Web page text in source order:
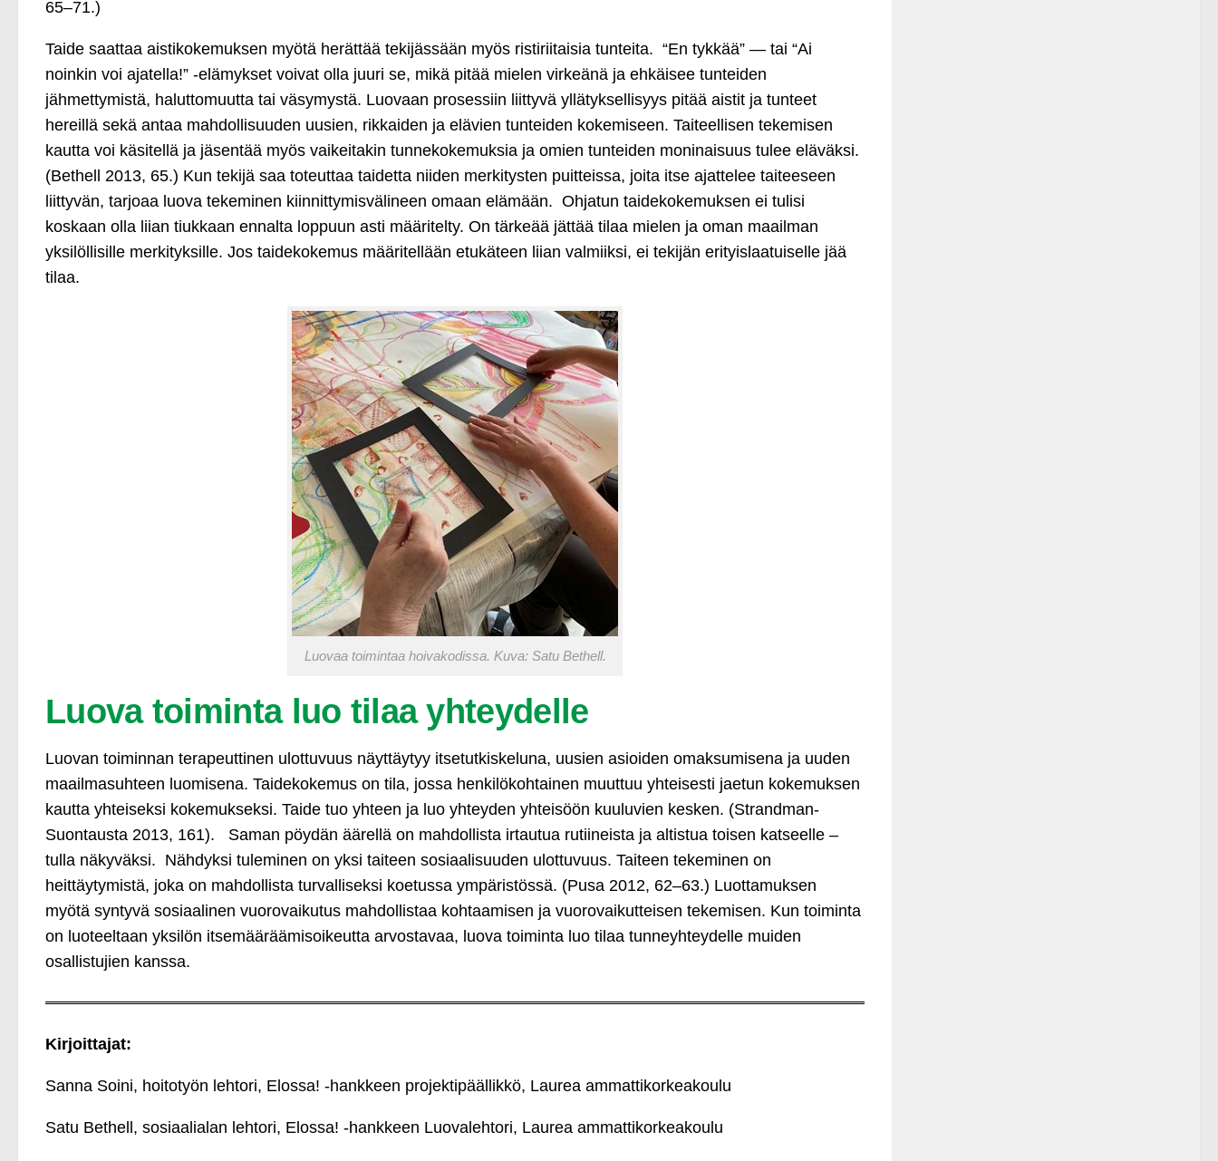
65–71.)
Taide saattaa aistikokemuksen myötä herättää tekijässään myös ristiriitaisia tunteita. “En tykkää” — tai “Ai
noinkin voi ajatella!” ‑elämykset voivat olla juuri se, mikä pitää mielen virkeänä ja ehkäisee tunteiden
jähmettymistä, haluttomuutta tai väsymystä. Luovaan prosessiin liittyvä yllätyksellisyys pitää aistit ja tunteet
hereillä sekä antaa mahdollisuuden uusien, rikkaiden ja elävien tunteiden kokemiseen. Taiteellisen tekemisen
kautta voi käsitellä ja jäsentää myös vaikeitakin tunnekokemuksia ja omien tunteiden moninaisuus tulee eläväksi.
(Bethell 2013, 65.) Kun tekijä saa toteuttaa taidetta niiden merkitysten puitteissa, joita itse ajattelee taiteeseen
liittyvän, tarjoaa luova tekeminen kiinnittymisvälineen omaan elämään. Ohjatun taidekokemuksen ei tulisi
koskaan olla liian tiukkaan ennalta loppuun asti määritelty. On tärkeää jättää tilaa mielen ja oman maailman
yksilöllisille merkityksille. Jos taidekokemus määritellään etukäteen liian valmiiksi, ei tekijän erityislaatuiselle jää
tilaa.
Luovaa toimintaa hoivakodissa. Kuva: Satu Bethell.
Luova toiminta luo tilaa yhteydelle
Luovan toiminnan terapeuttinen ulottuvuus näyttäytyy itsetutkiskeluna, uusien asioiden omaksumisena ja uuden
maailmasuhteen luomisena. Taidekokemus on tila, jossa henkilökohtainen muuttuu yhteisesti jaetun kokemuksen
kautta yhteiseksi kokemukseksi. Taide tuo yhteen ja luo yhteyden yhteisöön kuuluvien kesken. (Strandman-
Suontausta 2013, 161). Saman pöydän äärellä on mahdollista irtautua rutiineista ja altistua toisen katseelle –
tulla näkyväksi. Nähdyksi tuleminen on yksi taiteen sosiaalisuuden ulottuvuus. Taiteen tekeminen on
heittäytymistä, joka on mahdollista turvalliseksi koetussa ympäristössä. (Pusa 2012, 62–63.) Luottamuksen
myötä syntyvä sosiaalinen vuorovaikutus mahdollistaa kohtaamisen ja vuorovaikutteisen tekemisen. Kun toiminta
on luoteeltaan yksilön itsemääräämisoikeutta arvostavaa, luova toiminta luo tilaa tunneyhteydelle muiden
osallistujien kanssa.
Kirjoittajat:
Sanna Soini, hoitotyön lehtori, Elossa! ‑hankkeen projektipäällikkö, Laurea ammattikorkeakoulu
Satu Bethell, sosiaalialan lehtori, Elossa! ‑hankkeen Luovalehtori, Laurea ammattikorkeakoulu